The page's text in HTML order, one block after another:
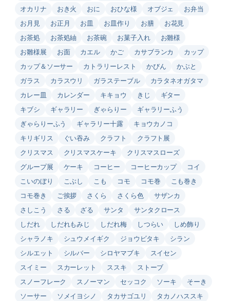
オカリナ おき火 おに おひな様 オブジェ
お弁当
お月見
お正月 お皿 お皿作り お膳
お花見
お茶処
お茶処紬 お茶碗 お菓子入れ
お雛様
お雛様展
お面 カエル かご カサブランカ
カップ
カップ＆ソーサー
カトラリーレスト かびん
かぶと
ガラス
カラスウリ ガラステーブル
カラタネオガタマ
カレー皿
カレンダー キキョウ きじ
ギター
キブシ
ギャラリー ぎゃらりー
ギャラリーふう
ぎゃらりーふう
ギャラリー十露
キョウカノコ
キリギリス
ぐい吞み クラフト
クラフト展
クリスマス
クリスマスケーキ
クリスマスローズ
グループ展
ケーキ コーヒー コーヒーカップ
コイ
こいのぼり
こぶし こも コモ コモ巻
こも巻き
コモ巻き
ご挨拶 さくら さくら色
サザンカ
さしこう
さる ざる サンタ
サンタクロース
しだれ
しだれもみじ しだれ梅 しつらい
しめ飾り
シャラノキ
シュウメイギク ジョウビタキ
シラン
シルエット
シルバー シロヤマブキ
スイセン
スイミー
スカーレット ススキ
ストーブ
スノーフレーク
スノーマン セッコク ソーキ
そーき
ソーサー
ソメイヨシノ タカサゴユリ
タカノハススキ